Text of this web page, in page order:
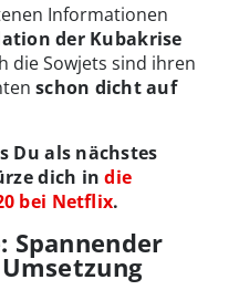
Informationen
der Kubakrise
die Sowjets sind ihren
schon dicht auf
Du als nächstes
dich indie
bei Netflix.
Spannender